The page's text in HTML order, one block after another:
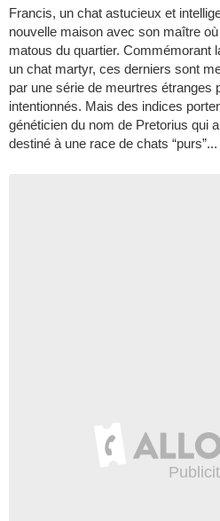
Francis, un chat astucieux et
nouvelle maison avec son maître
matous du quartier. Commémorant
un chat martyr, ces derniers sont
par une série de meurtres étranges
intentionnés. Mais des indices
généticien du nom de Pretorius qui
destiné à une race de chats “purs”...